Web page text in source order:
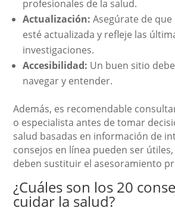
profesionales de la salud.
Actualización: Asegúrate de
esté actualizada y refleje las
investigaciones.
Accesibilidad: Un buen sitio
navegar y entender.
Además, es recomendable
o especialista antes de tomar
salud basadas en información de
consejos en línea pueden ser
deben sustituir el asesoramiento
¿Cuáles son los 20
cuidar la salud?